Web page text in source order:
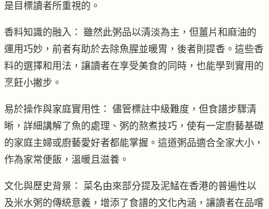
是目標讀者所重視的。
香料知識的融入： 雖然此粥品以清淡為主，但薑片和麻油的
運用巧妙，前者有助於去除魚腥並暖胃，後者則提香。這些香
料的選擇和用法，讓讀者在享受美食的同時，也能學到實用的
烹飪小撇步。
易於操作與家庭實用性： 儘管標註中級難度，但食譜步驟清
晰，詳細講解了魚的處理、粥的熬煮技巧，使有一定廚藝基礎
的家庭主婦或廚藝愛好者都能掌握。這道粥品適合全家大小，
作為家常便飯，溫暖且滋養。
文化與歷史背景： 菜名由來部分提及泥鯭在香港的普遍性以
及米水粥的傳統意義，增添了食譜的文化內涵，讓讀者在品嚐